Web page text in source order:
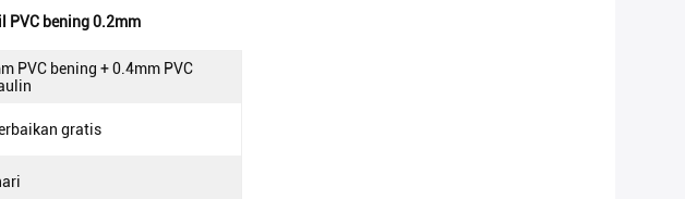
PVC bening 0.2mm
PVC bening + 0.4mm PVC
gratis